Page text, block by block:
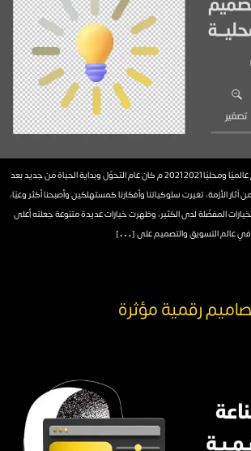
ملخص أحداث التسويق والتصميم عالميًا ومحليًا 2021 2021 م كان عام التحوّل وبداية الحياة من جديد بعد
آثار الأزمة، تغيرت سلوكياتنا وأفكارنا كمستهلكين وأصبحنا أكثر وعيًا،
المفضّلة لدى الكثير، وظهرت خيارات عديدة متنوعة جعلته أعلى
في عالم التسويق والتصميم على […]